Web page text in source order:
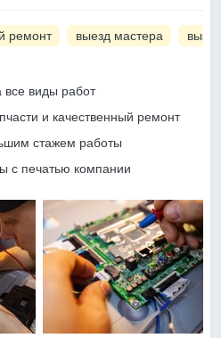
ремонт выезд мастера
все виды работ
и качественный ремонт
стажем работы
с печатью компании